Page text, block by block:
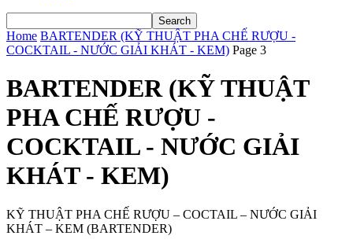
Home BARTENDER (KỸ THUẬT PHA CHẾ RƯỢU -
COCKTAIL - NƯỚC GIẢI KHÁT - KEM) Page 3
BARTENDER (KỸ THUẬT
PHA CHẾ RƯỢU -
COCKTAIL - NƯỚC GIẢI
KHÁT - KEM)
KỸ THUẬT PHA CHẾ RƯỢU – COCTAIL – NƯỚC GIẢI
KHÁT – KEM (BARTENDER)